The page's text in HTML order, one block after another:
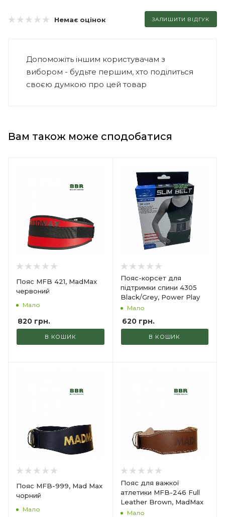
Немає оцінок ЗАЛИШИТИ ВІДГУК
Допоможіть іншим користувачам з
вибором - будьте першим, хто поділиться
своєю думкою про цей товар
Вам також може сподобатися
Пояс MFB 421, MadMax
червоний
Мало
820 грн.
В КОШИК
Пояс-корсет для
підтримки спини 4305
Black/Grey, Power Play
Мало
620грн.
В КОШИК
Пояс MFB-999, Mad Max
чорний
Мало
Пояс для важкої
атлетики MFB-246 Full
Leather Brown, MadMax
Мало